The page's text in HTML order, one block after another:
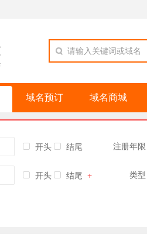
请输入关键词或域名
域名预订 域名商城
开头 结尾 注册年
开头 结尾 + 类